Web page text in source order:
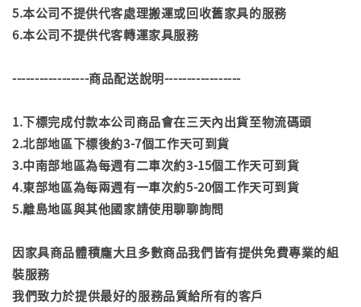
5.本公司不提供代客處理搬運或回收舊家具的服務
6.本公司不提供代客轉運家具服務
-----------------商品配送說明-----------------
1.下標完成付款本公司商品會在三天內出貨至物流碼頭
2.北部地區下標後約3-7個工作天可到貨
3.中南部地區為每週有二車次約3-15個工作天可到貨
4.東部地區為每兩週有一車次約5-20個工作天可到貨
5.離島地區與其他國家請使用聊聊詢問
因家具商品體積龐大且多數商品我們皆有提供免費專業的組
裝服務
我們致力於提供最好的服務品質給所有的客戶